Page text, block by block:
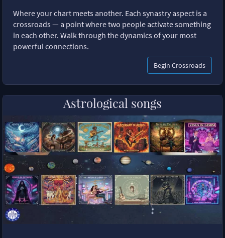
Where your chart meets another. Each synastry aspect is a
crossroads — a point where two people activate something
in each other. Walk through the dynamics of your most
powerful connections.
Begin Crossroads
Astrological songs